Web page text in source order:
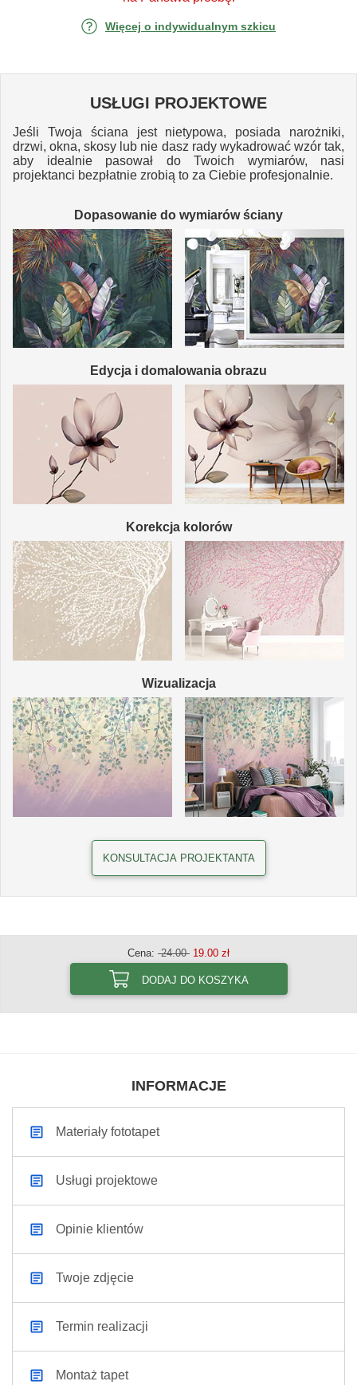
Więcej o indywidualnym szkicu
USŁUGI PROJEKTOWE
Jeśli Twoja ściana jest nietypowa, posiada narożniki,
drzwi, okna, skosy lub nie dasz rady wykadrować wzór tak,
aby idealnie pasował do Twoich wymiarów, nasi
projektanci bezpłatnie zrobią to za Ciebie profesjonalnie.
Dopasowanie do wymiarów ściany
Edycja i domalowania obrazu
Korekcja kolorów
Wizualizacja
KONSULTACJA PROJEKTANTA
Cena: 24.00 19.00 zł
DODAJ DO KOSZYKA
INFORMACJE
Materiały fototapet
Usługi projektowe
Opinie klientów
Twoje zdjęcie
Termin realizacji
Montaż tapet